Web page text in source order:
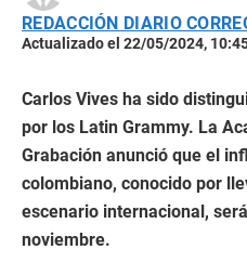
REDACCIÓN DIARIO
Actualizado el 22/05/2024,
Carlos Vives ha sido
por los Latin Grammy. La
Grabación anunció que el
colombiano, conocido por
escenario internacional,
noviembre.